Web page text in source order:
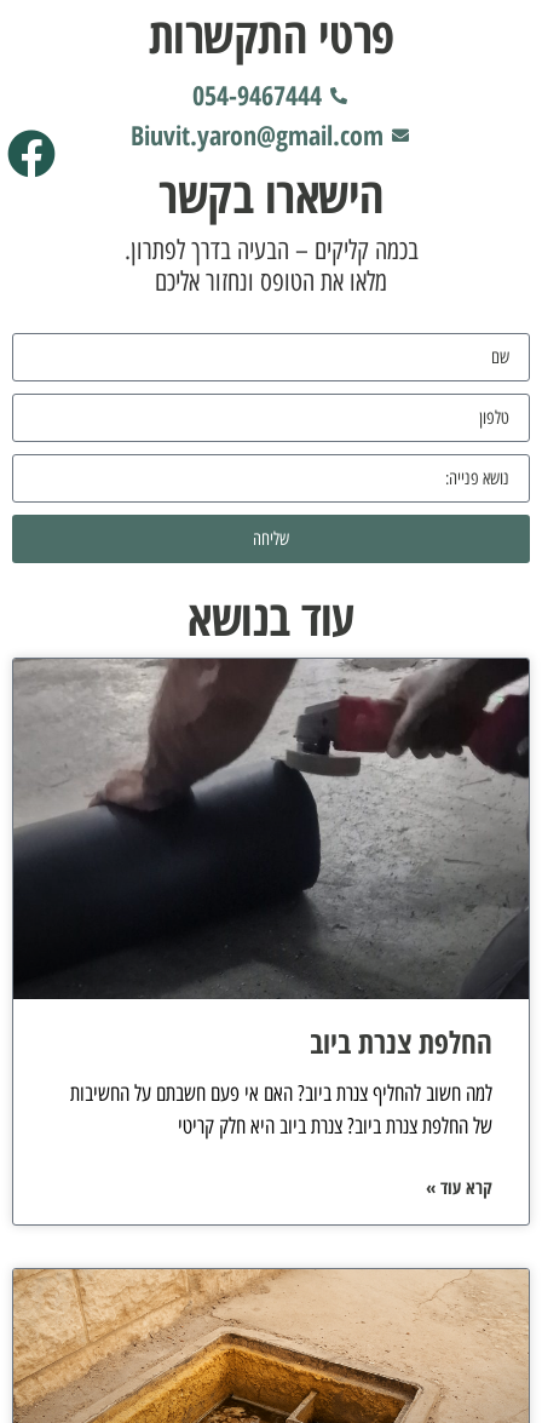
פרטי התקשרות
054-9467444
Biuvit.yaron@gmail.com
הישארו בקשר
בכמה קליקים – הבעיה בדרך לפתרון.
מלאו את הטופס ונחזור אליכם
שליחה
עוד בנושא
החלפת צנרת ביוב
למה חשוב להחליף צנרת ביוב? האם אי פעם חשבתם על החשיבות
של החלפת צנרת ביוב? צנרת ביוב היא חלק קריטי
קרא עוד »